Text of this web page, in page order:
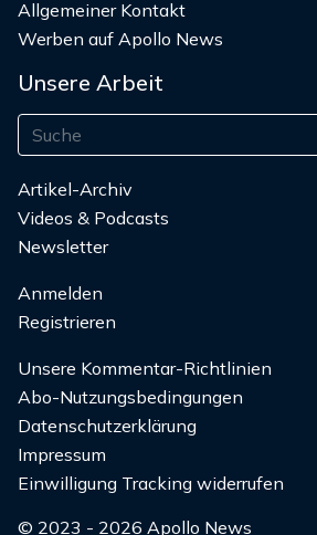
Allgemeiner Kontakt
Werben auf Apollo News
Unsere Arbeit
Artikel-Archiv
Videos & Podcasts
Newsletter
Anmelden
Registrieren
Unsere Kommentar-Richtlinien
Abo-Nutzungsbedingungen
Datenschutzerklärung
Impressum
Einwilligung Tracking widerrufen
© 2023 - 2026 Apollo News